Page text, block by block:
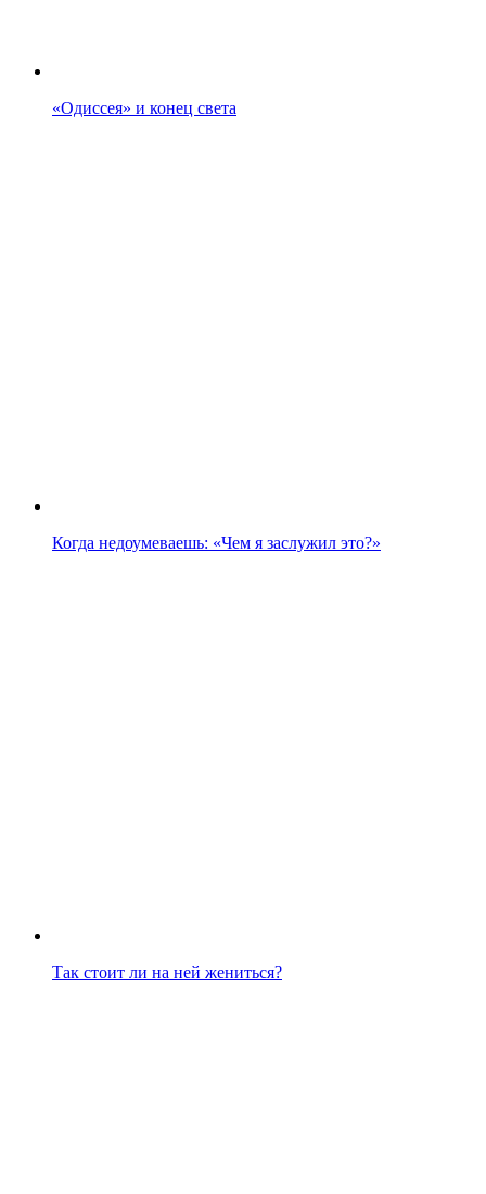
«Одиссея» и конец света
Когда недоумеваешь: «Чем я заслужил это?»
Так стоит ли на ней жениться?